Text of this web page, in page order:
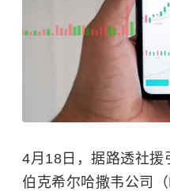
4月18日，据路透社援
伯克希尔哈撒韦公司